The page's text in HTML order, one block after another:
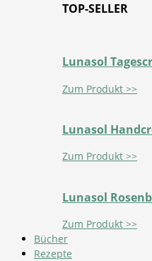
TOP-SELLER
Lunasol
Zum Produkt >>
Lunasol
Zum Produkt >>
Lunasol
Zum Produkt >>
Bücher
Rezepte